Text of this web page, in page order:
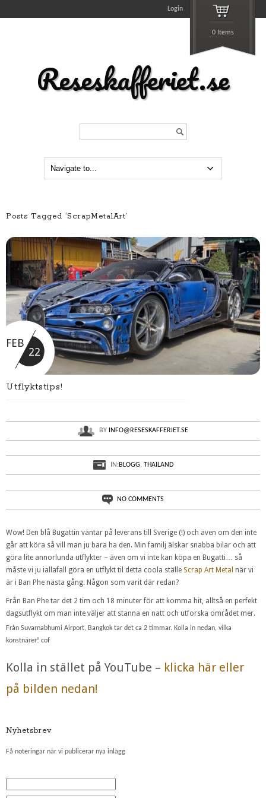
Login
0 Items
Reseskafferiet.se
Posts Tagged ‘ScrapMetalArt’
FEB
22
Utflyktstips!
BY INFO@RESESKAFFERIET.SE
IN:BLOGG, THAILAND
NO COMMENTS
Wow! Den blå Bugattin väntar på leverans till Sverige (!) och även om den inte
går att köra så vill man ju bara ha den. Min familj älskar snabba bilar och att
göra lite annorlunda utflykter – även om vi inte kan köpa en Bugatti… så
måste vi ju iallafall göra en utflykt til detta coola ställe Scrap Art Metal när vi
är i Ban Phe nästa gång. Någon som varit där redan?
Från Ban Phe tar det 2 tim och 18 minuter för att komma hit, alltså en perfekt
dagsutflykt om man inte väljer att stanna en natt och utforska området mer.
Från Suvarnabhumi Airport, Bangkok tar det ca 2 timmar. Kolla in nedan, vilka
konstnärer! cof
Kolla in stället på YouTube – klicka här eller
på bilden nedan!
Nyhetsbrev
Få noteringar när vi publicerar nya inlägg